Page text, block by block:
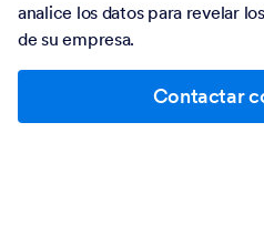
analice los datos para revelar
de su empresa.
Contactar